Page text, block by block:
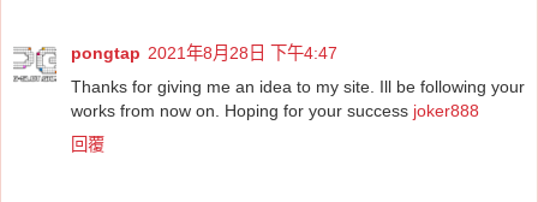
pongtap 2021年8月28日 下午4:47
Thanks for giving me an idea to my site. Ill be following your
works from now on. Hoping for your success joker888
回覆